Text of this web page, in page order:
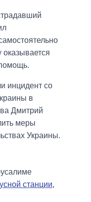
инцидент со
в
Дмитрий
меры
Украины.
станции,